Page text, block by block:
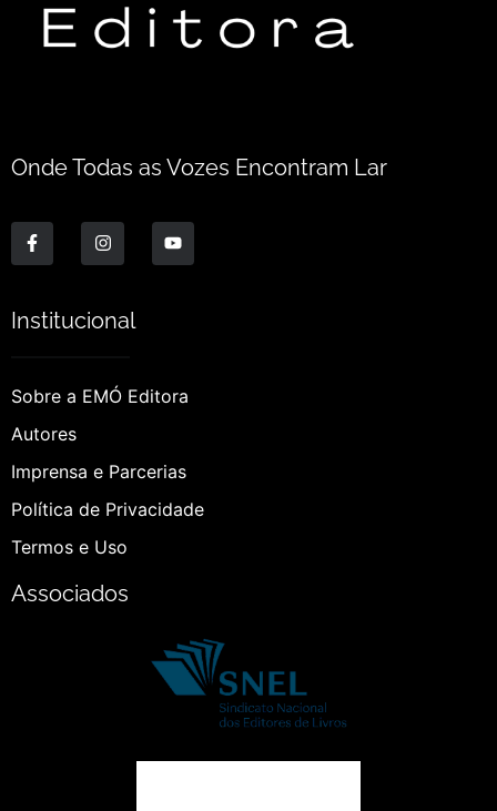
Onde Todas as Vozes Encontram Lar
Institucional
Sobre a EMÓ Editora
Autores
Imprensa e Parcerias
Política de Privacidade
Termos e Uso
Associados